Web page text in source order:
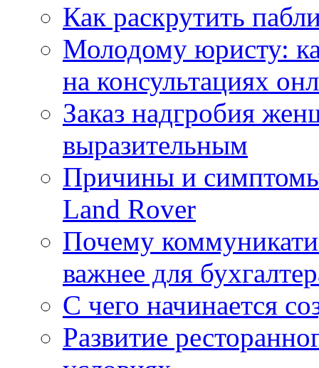
Как раскрутить
Молодому юристу:
на консультациях
Заказ надгробия
выразительным
Причины и
Land Rover
Почему
важнее для
С чего начинается
Развитие